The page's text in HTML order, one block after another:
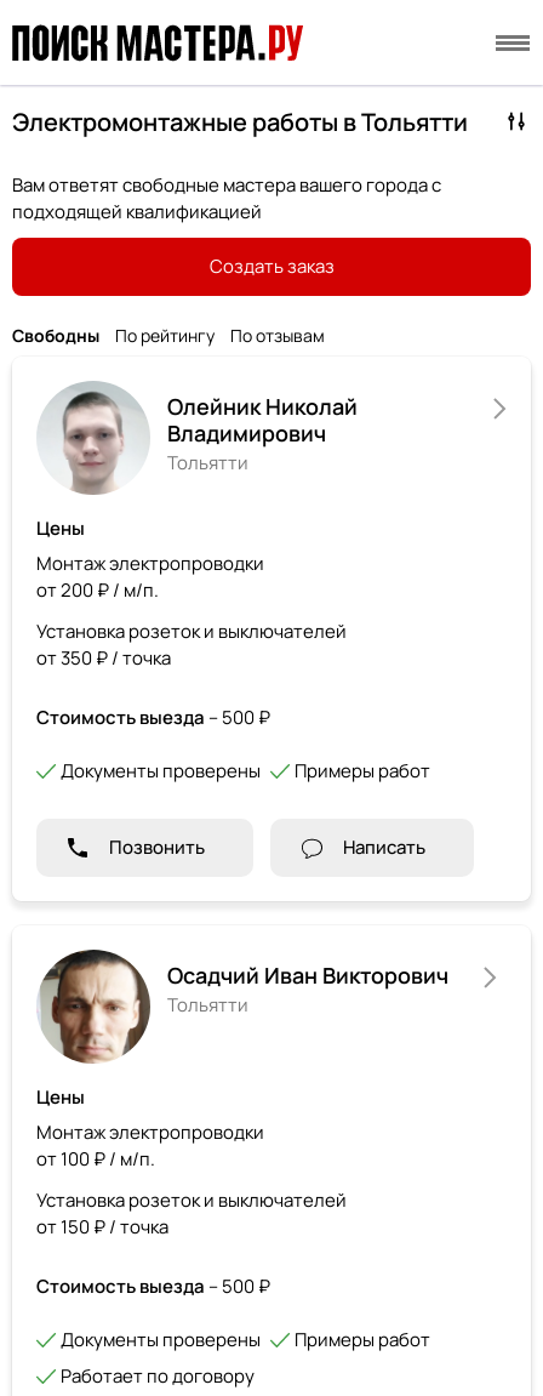
Электромонтажные работы в Тольятти
Вам ответят свободные мастера вашего города с
подходящей квалификацией
Создать заказ
Свободны По рейтингу По отзывам
Олейник Николай
Владимирович
Тольятти
Цены
Монтаж электропроводки
от 200 ₽ / м/п.
Установка розеток и выключателей
от 350 ₽ / точка
Стоимость выезда – 500 ₽
Документы проверены Примеры работ
Позвонить Написать
Осадчий Иван Викторович
Тольятти
Цены
Монтаж электропроводки
от 100 ₽ / м/п.
Установка розеток и выключателей
от 150 ₽ / точка
Стоимость выезда – 500 ₽
Документы проверены
Примеры работ
Работает по договору